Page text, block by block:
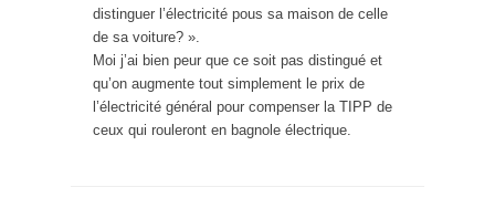
distinguer l’électricité pous sa maison de celle
de sa voiture? ».
Moi j’ai bien peur que ce soit pas distingué et
qu’on augmente tout simplement le prix de
l’électricité général pour compenser la TIPP de
ceux qui rouleront en bagnole électrique.